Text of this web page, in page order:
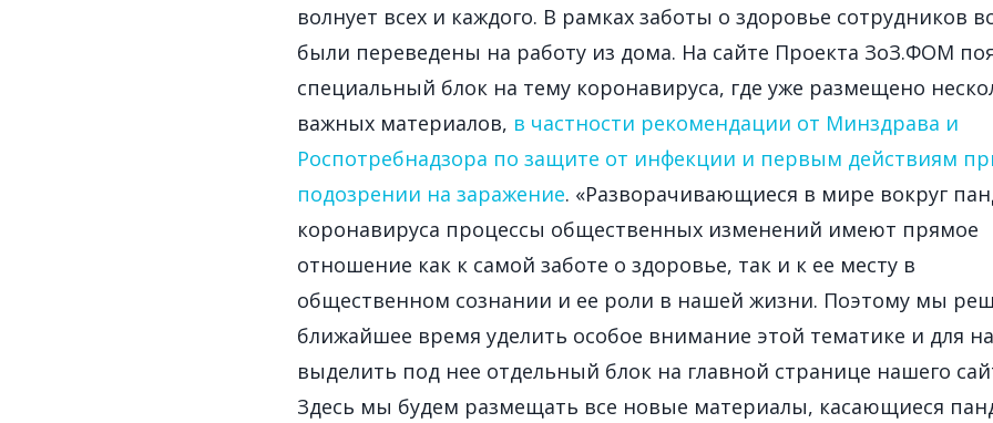
волнует всех и каждого. В рамках заботы о здоровье сотрудников
были переведены на работу из дома. На сайте Проекта ЗоЗ.ФОМ
специальный блок на тему коронавируса, где уже размещено
важных материалов, в частности рекомендации от Минздрава и
Роспотребнадзора по защите от инфекции и первым действиям
подозрении на заражение. «Разворачивающиеся в мире вокруг
коронавируса процессы общественных изменений имеют прямое
отношение как к самой заботе о здоровье, так и к ее месту в
общественном сознании и ее роли в нашей жизни. Поэтому мы
ближайшее время уделить особое внимание этой тематике и для
выделить под нее отдельный блок на главной странице нашего
Здесь мы будем размещать все новые материалы, касающиеся